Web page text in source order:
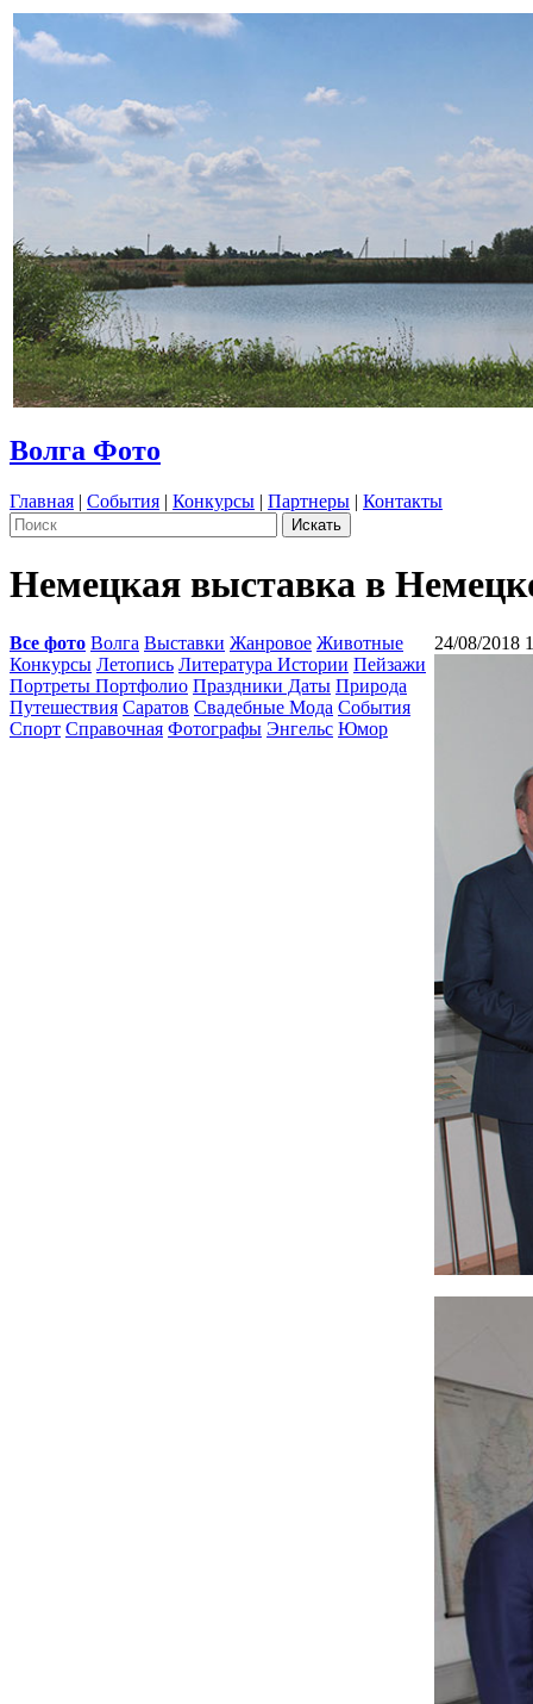
Волга Фото
Главная | События | Конкурсы | Партнеры | Контакты
Немецкая выставка в
Все фото Волга Выставки Жанровое Животные
Конкурсы Летопись Литература Истории Пейзажи
Портреты Портфолио Праздники Даты Природа
Путешествия Саратов Свадебные Мода События
Спорт Справочная Фотографы Энгельс Юмор
24/08/2018